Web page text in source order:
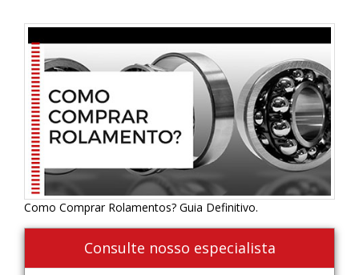
Como Comprar Rolamentos? Guia Definitivo.
Consulte nosso especialista